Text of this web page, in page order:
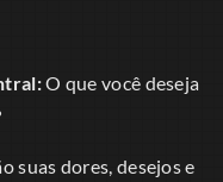
O que você deseja
suas dores, desejos e